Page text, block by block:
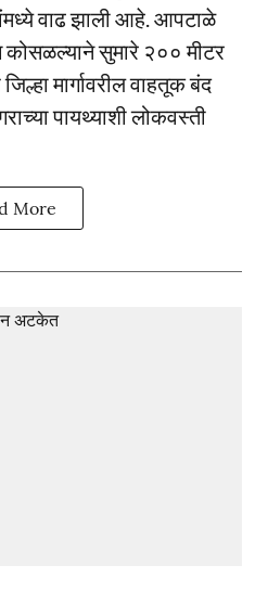
वाढ झाली आहे. आपटाळे
कोसळल्याने सुमारे २०० मीटर
मार्गावरील वाहतूक बंद
पायथ्याशी लोकवस्ती
More